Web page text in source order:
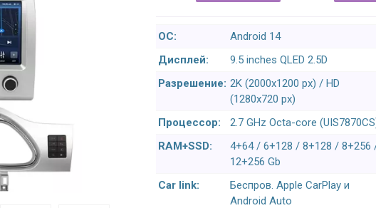
ОС:
Android 14
Дисплей:
9.5 inches QLED 2.5D
Разрешение: 2K (2000x1200 px) / HD
(1280x720 px)
Процессор:
2.7 GHz Octa-core
RAM+SSD:
4+64 / 6+128 / 8+128 / 8+256
12+256 Gb
Car link:
Беспров. Apple CarPlay и
Android Auto